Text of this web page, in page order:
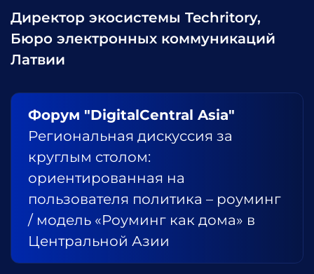
Директор экосистемы Techritory,
Бюро электронных коммуникаций
Латвии
Форум "DigitalCentral Asia"
Региональная дискуссия за
круглым столом:
ориентированная на
пользователя политика – роуминг
/ модель «Роуминг как дома» в
Центральной Азии